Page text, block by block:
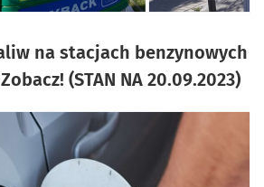
na stacjach benzynowych
(STAN NA 20.09.2023)